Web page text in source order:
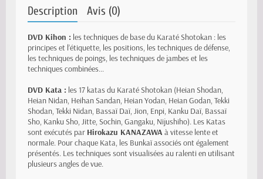
Description Avis (0)
DVD Kihon : les techniques de base du Karaté Shotokan : les
principes et l’étiquette, les positions, les techniques de défense,
les techniques de poings, les techniques de jambes et les
techniques combinées...
DVD Kata : les 17 katas du Karaté Shotokan (Heian Shodan,
Heian Nidan, Heihan Sandan, Heian Yodan, Heian Godan, Tekki
Shodan, Tekki Nidan, Bassaï Daï, Jion, Enpi, Kanku Daï, Bassaï
Sho, Kanku Sho, Jitte, Sochin, Gangaku, Nijushiho). Les Katas
sont exécutés par Hirokazu KANAZAWA à vitesse lente et
normale. Pour chaque Kata, les Bunkaï associés ont également
présentés. Les techniques sont visualisées au ralenti en utilisant
plusieurs angles de vue.